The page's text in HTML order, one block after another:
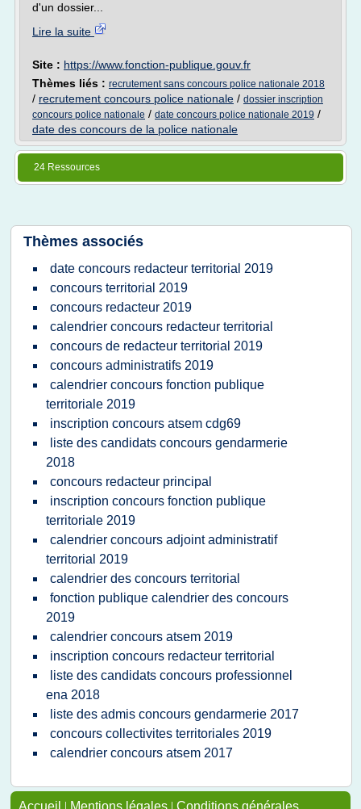
d'un dossier...
Lire la suite
Site : https://www.fonction-publique.gouv.fr
Thèmes liés : recrutement sans concours police nationale 2018
/ recrutement concours police nationale / dossier inscription
concours police nationale / date concours police nationale 2019 /
date des concours de la police nationale
24 Ressources
Thèmes associés
date concours redacteur territorial 2019
concours territorial 2019
concours redacteur 2019
calendrier concours redacteur territorial
concours de redacteur territorial 2019
concours administratifs 2019
calendrier concours fonction publique
territoriale 2019
inscription concours atsem cdg69
liste des candidats concours gendarmerie
2018
concours redacteur principal
inscription concours fonction publique
territoriale 2019
calendrier concours adjoint administratif
territorial 2019
calendrier des concours territorial
fonction publique calendrier des concours
2019
calendrier concours atsem 2019
inscription concours redacteur territorial
liste des candidats concours professionnel
ena 2018
liste des admis concours gendarmerie 2017
concours collectivites territoriales 2019
calendrier concours atsem 2017
Accueil | Mentions légales | Conditions générales